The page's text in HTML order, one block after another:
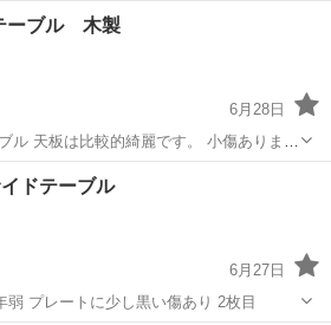
えますテーブル
ーブル 木製
6月28日
天板は比較的綺麗です。 小傷ありま
本破損したので外しました。 もう一本縁
枚目） 足自体は割れなどなく、問題なく
。 サ...
テーブル
イドテーブル
6月27日
プレートに少し黒い傷あり 2枚目